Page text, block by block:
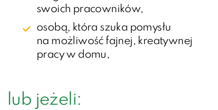
swoich pracowników,
osobą, która szuka pomysłu
na możliwość fajnej, kreatywnej
pracy w domu,
lub jeżeli: